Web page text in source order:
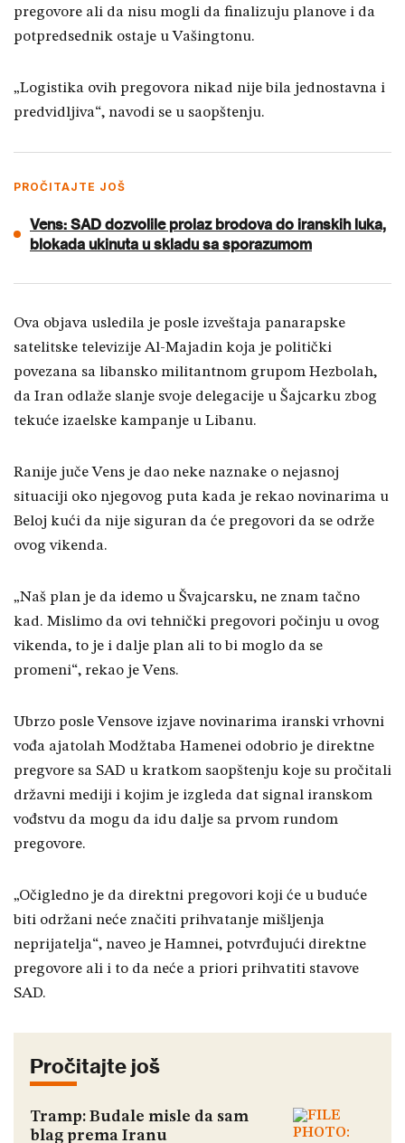
pregovore ali da nisu mogli da finalizuju planove i da
potpredsednik ostaje u Vašingtonu.
„Logistika ovih pregovora nikad nije bila jednostavna i
predvidljiva“, navodi se u saopštenju.
PROČITAJTE JOŠ
Vens: SAD dozvolile prolaz brodova do iranskih luka,
blokada ukinuta u skladu sa sporazumom
Ova objava usledila je posle izveštaja panarapske
satelitske televizije Al-Majadin koja je politički
povezana sa libansko militantnom grupom Hezbolah,
da Iran odlaže slanje svoje delegacije u Šajcarku zbog
tekuće izaelske kampanje u Libanu.
Ranije juče Vens je dao neke naznake o nejasnoj
situaciji oko njegovog puta kada je rekao novinarima u
Beloj kući da nije siguran da će pregovori da se održe
ovog vikenda.
„Naš plan je da idemo u Švajcarsku, ne znam tačno
kad. Mislimo da ovi tehnički pregovori počinju u ovog
vikenda, to je i dalje plan ali to bi moglo da se
promeni“, rekao je Vens.
Ubrzo posle Vensove izjave novinarima iranski vrhovni
vođa ajatolah Modžtaba Hamenei odobrio je direktne
pregvore sa SAD u kratkom saopštenju koje su pročitali
državni mediji i kojim je izgleda dat signal iranskom
vođstvu da mogu da idu dalje sa prvom rundom
pregovore.
„Očigledno je da direktni pregovori koji će u buduće
biti održani neće značiti prihvatanje mišljenja
neprijatelja“, naveo je Hamnei, potvrđujući direktne
pregovore ali i to da neće a priori prihvatiti stavove
SAD.
Pročitajte još
Tramp: Budale misle da sam
blag prema Iranu